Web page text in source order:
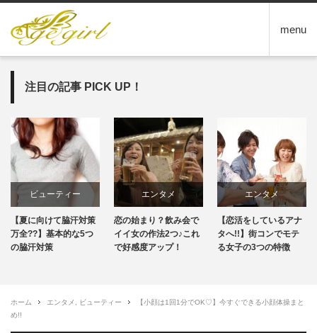
menu
注目の記事 PICK UP！
ビューティー
【夏に向けて脇汗対策
万全??】基本的な5つ
の脇汗対策
エンタメ
恋の始まり？飲み会で
イイ女の作法2つ♪これ
で好感度アップ！
エンタメ
【恋活をしているアナ
タへ!!】街コンでモテ
る女子の3つの特徴
ホーム エンタメ ビューティー
【小顔は1回1分でOK♡】今すぐできる小顔体操まと
め!!